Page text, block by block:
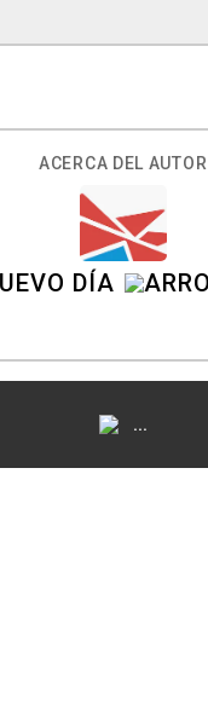
ACERCA DEL AUTOR
DÍA
...